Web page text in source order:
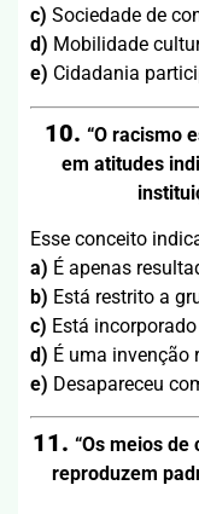
c) Sociedade de
d) Mobilidade
e) Cidadania
10. “O racismo
em atitudes
Esse conceito
a) É apenas
b) Está restrito a
c) Está
d) É uma invenção
e) Desapareceu
11. “Os meios
reproduzem